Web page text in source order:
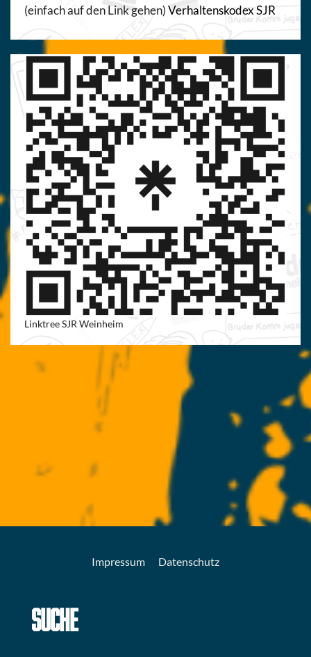
(einfach auf den Link gehen)Verhaltenskodex SJR
Linktree SJR Weinheim
Impressum Datenschutz
SUCHE